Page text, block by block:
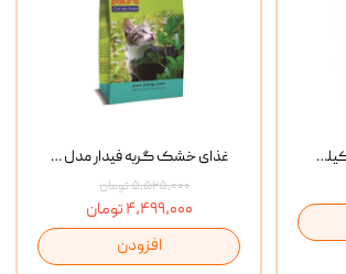
غذای خشک گربه فیدار مدل Adult وزن 10 کیلوگرم
۵,۵۲۵,۰۰۰ تومان
۴,۴۹۹,۰۰۰ تومان
افزودن
خاک گربه پتوپیا وزن ۱۰ کیلوگرم